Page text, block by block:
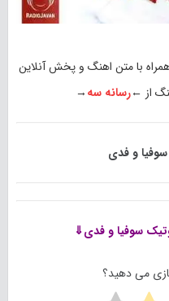
با متن اهنگ و پخش آنلاین
از ←رسانه سه→
و فدی
سوفیا و فدی⇓
می دهید؟